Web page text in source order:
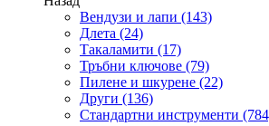
Вендузи и лапи (143)
Длета (24)
Такаламити (17)
Тръбни ключове (79)
Пилене и шкурене (22)
Други (136)
Стандартни инструменти